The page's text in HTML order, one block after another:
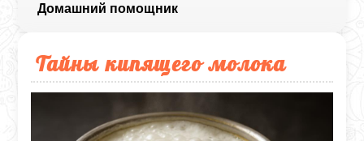
Домашний помощник
Тайны кипящего молока